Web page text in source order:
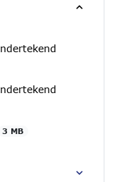
3 MB